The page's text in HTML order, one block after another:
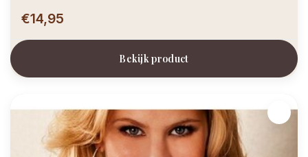
€14,95
Bekijk product